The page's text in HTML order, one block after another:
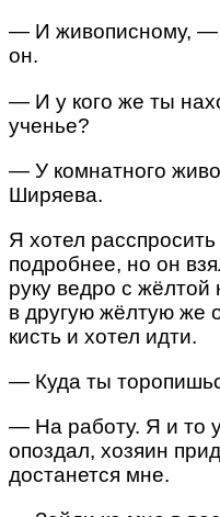
— И живописному, —
он.
— И у кого же ты
ученье?
— У комнатного
Ширяева.
Я хотел расспросить
подробнее, но он
руку ведро с жёлтой
в другую жёлтую же
кисть и хотел идти.
— Куда ты
— На работу. Я и то
опоздал, хозяин
достанется мне.